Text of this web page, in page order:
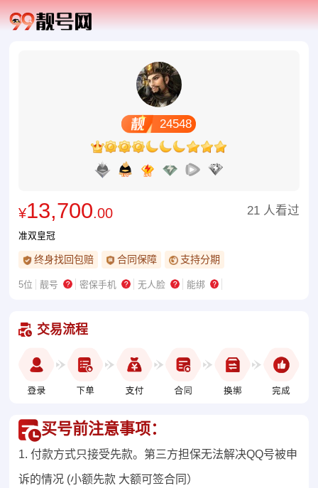
24548
¥13,700.00 21 人看过
准双皇冠
终身找回包赔 合同保障 支持分期
5位 靓号 密保手机 无人脸 能绑
交易流程
买号前注意事项：
1. 付款方式只接受先款。第三方担保无法解决QQ号被申
诉的情况 (小额先款 大额可签合同）